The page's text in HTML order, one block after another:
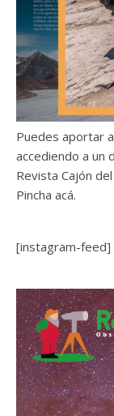
Puedes aportar
accediendo a un
Revista Cajón
Pincha acá.
[instagram-feed]